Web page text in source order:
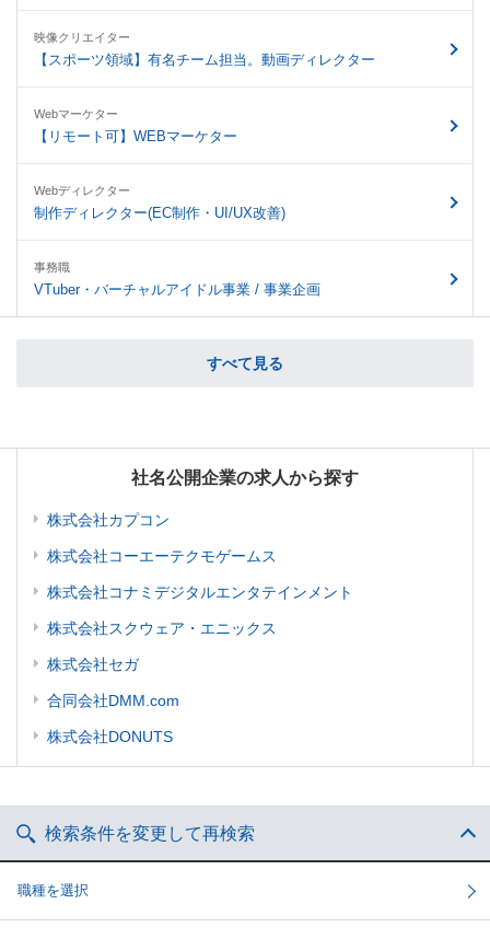
映像クリエイター
【スポーツ領域】有名チーム担当。動画ディレクター
Webマーケター
【リモート可】WEBマーケター
Webディレクター
制作ディレクター(EC制作・UI/UX改善)
事務職
VTuber・バーチャルアイドル事業 / 事業企画
すべて見る
社名公開企業の求人から探す
株式会社カプコン
株式会社コーエーテクモゲームス
株式会社コナミデジタルエンタテインメント
株式会社スクウェア・エニックス
株式会社セガ
合同会社DMM.com
株式会社DONUTS
検索条件を変更して再検索
職種を選択